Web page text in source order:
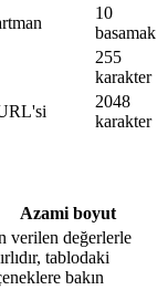
10
basamak
255
karakter
2048
karakter
Azami boyut
verilen değerlerle
tablodaki
bakın